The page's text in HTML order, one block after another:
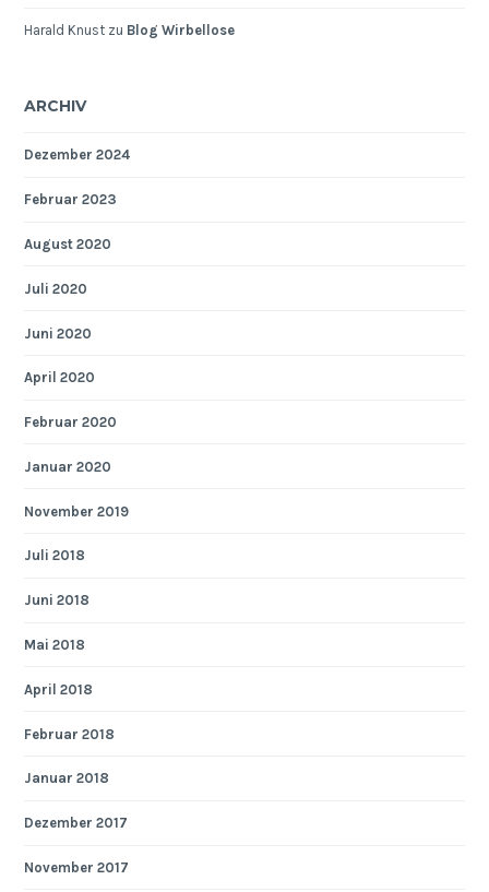
Harald Knust zu Blog Wirbellose
ARCHIV
Dezember 2024
Februar 2023
August 2020
Juli 2020
Juni 2020
April 2020
Februar 2020
Januar 2020
November 2019
Juli 2018
Juni 2018
Mai 2018
April 2018
Februar 2018
Januar 2018
Dezember 2017
November 2017